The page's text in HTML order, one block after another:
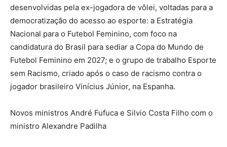
desenvolvidas pela ex-jogadora de vôlei, voltadas para a
democratização do acesso ao esporte: a Estratégia
Nacional para o Futebol Feminino, com foco na
candidatura do Brasil para sediar a Copa do Mundo de
Futebol Feminino em 2027; e o grupo de trabalho Esporte
sem Racismo, criado após o caso de racismo contra o
jogador brasileiro Vinícius Júnior, na Espanha.
Novos ministros André Fufuca e Silvio Costa Filho com o
ministro Alexandre Padilha